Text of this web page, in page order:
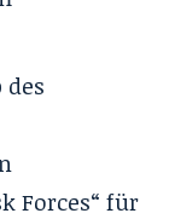
Forces“ für